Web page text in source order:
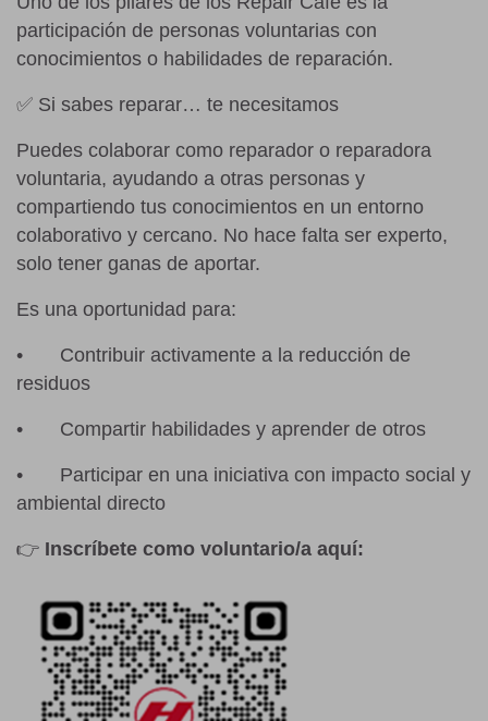
participación de personas voluntarias con
conocimientos o habilidades de reparación.
✅ Si sabes reparar… te necesitamos
Puedes colaborar como reparador o reparadora
voluntaria, ayudando a otras personas y
compartiendo tus conocimientos en un entorno
colaborativo y cercano. No hace falta ser experto,
solo tener ganas de aportar.
Es una oportunidad para:
•
Contribuir activamente a la reducción de
residuos
• Compartir habilidades y aprender de otros
•
Participar en una iniciativa con impacto social y
ambiental directo
👉 Inscríbete como voluntario/a aquí: